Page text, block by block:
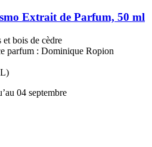
Extrait de Parfum, 50 ml
bois de cèdre
parfum : Dominique Ropion
04 septembre